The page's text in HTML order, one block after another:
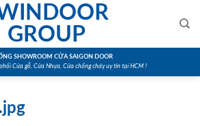
SHOWROOM CỬA SAIGON DOOR
Cửa gỗ, Cửa Nhựa, Cửa chống cháy uy tín tại HCM !